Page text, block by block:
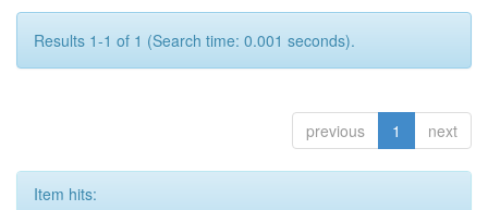
Results 1-1 of 1 (Search time: 0.001 seconds).
previous 1 next
Item hits: